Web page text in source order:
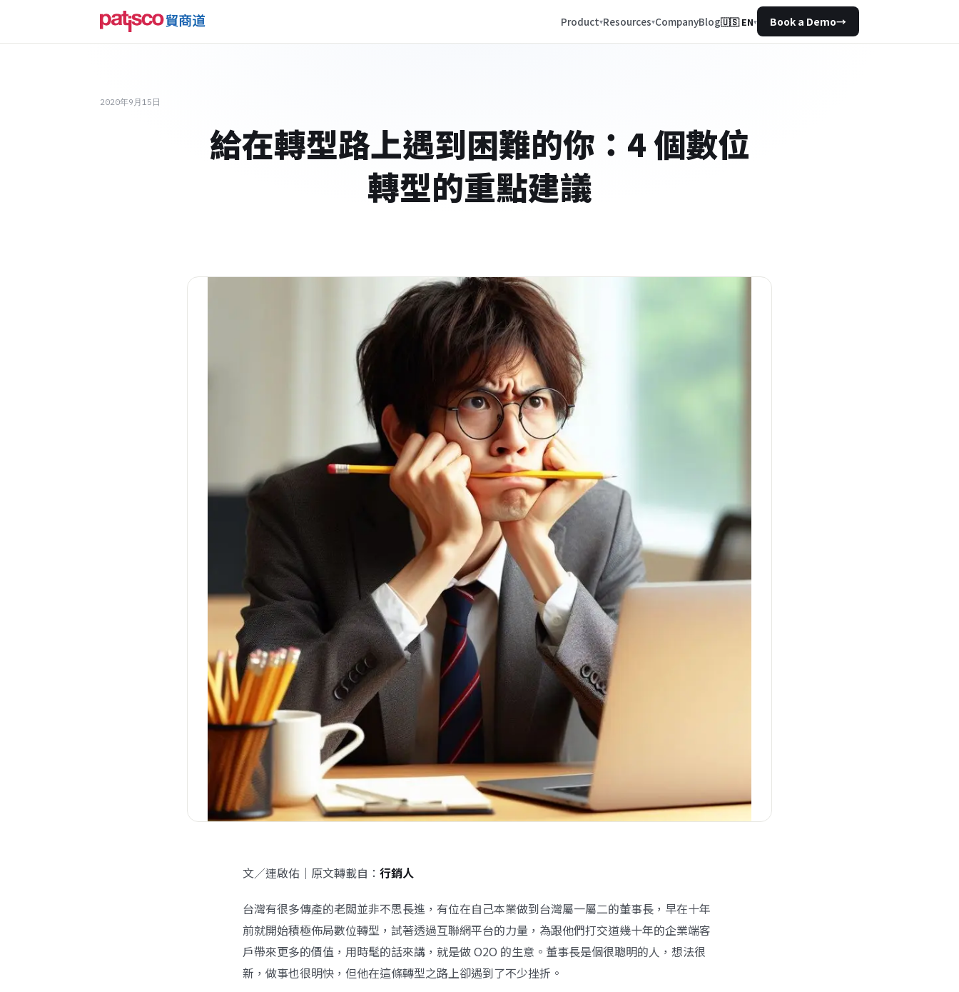
Product Resources CompanyBlog🇺🇸 EN▾ Book a Demo→
2020年9月15日
給在轉型路上遇到困難的你：4 個數位
轉型的重點建議
文／連啟佑｜原文轉載自： 行銷人
台灣有很多傳產的老闆並非不思長進，有位在自己本業做到台灣屬一屬二的董事長，早在十年
前就開始積極佈局數位轉型，試著透過互聯網平台的力量，為跟他們打交道幾十年的企業端客
戶帶來更多的價值，用時髦的話來講，就是做 O2O 的生意。董事長是個很聰明的人，想法很
新，做事也很明快，但他在這條轉型之路上卻遇到了不少挫折。